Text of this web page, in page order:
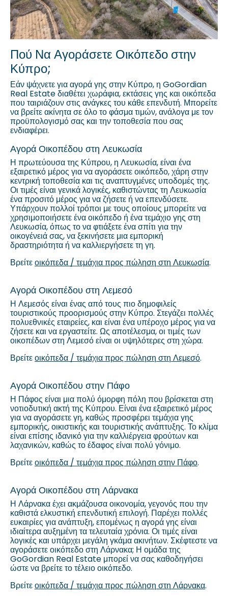
Πού Να Αγοράσετε Οικόπεδο στην
Κύπρο;
Εάν ψάχνετε για αγορά γης στην Κύπρο, η GoGordian
Real Estate διαθέτει χωράφια, εκτάσεις γης και οικόπεδα
που ταιριάζουν στις ανάγκες του κάθε επενδυτή. Μπορείτε
να βρείτε ακίνητα σε όλο το φάσμα τιμών, ανάλογα με τον
προϋπολογισμό σας και την τοποθεσία που σας
ενδιαφέρει.
Αγορά Οικοπέδου στη Λευκωσία
Η πρωτεύουσα της Κύπρου, η Λευκωσία, είναι ένα
εξαιρετικό μέρος για να αγοράσετε οικόπεδο, χάρη στην
κεντρική τοποθεσία και τις αναπτυγμένες υποδομές της.
Οι τιμές είναι γενικά λογικές, καθιστώντας τη Λευκωσία
ένα προσιτό μέρος για να ζήσετε ή να επενδύσετε.
Υπάρχουν πολλοί τρόποι με τους οποίους μπορείτε να
χρησιμοποιήσετε ένα οικόπεδο ή ένα τεμάχιο γης στη
Λευκωσία, όπως το να φτιάξετε ένα σπίτι για την
οικογένειά σας, να ξεκινήσετε μια εμπορική
δραστηριότητα ή να καλλιεργήσετε τη γη.
Βρείτεοικόπεδα / τεμάχια προς πώληση στη Λευκωσία.
Αγορά Οικοπέδου στη Λεμεσό
Η Λεμεσός είναι ένας από τους πιο δημοφιλείς
τουριστικούς προορισμούς στην Κύπρο. Στεγάζει πολλές
πολυεθνικές εταιρείες, και είναι ένα υπέροχο μέρος για να
ζήσετε και να εργαστείτε. Ως αποτέλεσμα, οι τιμές των
οικοπέδων στη Λεμεσό είναι οι υψηλότερες στη χώρα.
Βρείτεοικόπεδα / τεμάχια προς πώληση στη Λεμεσό.
Αγορά Οικοπέδου στην Πάφο
Η Πάφος είναι μια πολύ όμορφη πόλη που βρίσκεται στη
νοτιοδυτική ακτή της Κύπρου. Είναι ένα εξαιρετικό μέρος
για να αγοράσετε γη, καθώς προσφέρει τεμάχια γης
εμπορικής, οικιστικής και τουριστικής ανάπτυξης. Το κλίμα
είναι επίσης ιδανικό για την καλλιέργεια φρούτων και
λαχανικών, καθώς το έδαφος είναι πολύ γόνιμο.
Βρείτεοικόπεδα / τεμάχια προς πώληση στην Πάφο.
Αγορά Οικοπέδου στη Λάρνακα
Η Λάρνακα έχει ακμάζουσα οικονομία, γεγονός που την
καθιστά ελκυστική επενδυτική επιλογή. Παρέχει πολλές
ευκαιρίες για ανάπτυξη, επομένως η αγορά γης είναι
ιδιαίτερα αυξημένη τα τελευταία χρόνια. Οι τιμές είναι
λογικές και υπάρχει μεγάλη γκάμα ακινήτων. Σκέφτεστε να
αγοράσετε οικόπεδο στη Λάρνακα; Η ομάδα της
GoGordian Real Estate μπορεί να σας καθοδηγήσει
ώστε να βρείτε το τέλειο οικόπεδο.
Βρείτεοικόπεδα / τεμάχια προς πώληση στη Λάρνακα.